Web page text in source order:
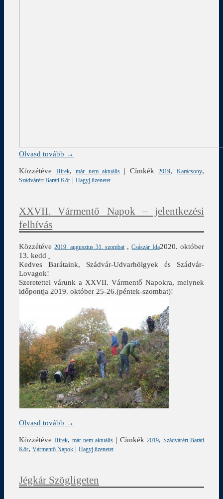
Olvasd tovább →
Közzétéve
Hírek,már nem aktuális | Címkék 2019, Karácsony,
Szádvárért Baráti Kör |Hagyj üzenetet
XXVII. Vármentő Napok – jelentkezési
felhívás
Közzétéve2019. augusztus 31. szombat ,Császár Ida2020. október
13. kedd
Kedves Barátaink, Szádvár-Udvarhölgyek és Szádvár-
Lovagok!
Szeretettel várunk a XXVII. Vármentő Napokra, melynek
időpontja 2019. október 25-26.(péntek-szombat)!
Olvasd tovább →
Közzétéve Hírek,már nem aktuális | Címkék 2019, Szádvárért Baráti
Kör,Vármentő Napok |Hagyj üzenetet
Jégkár Szögligeten